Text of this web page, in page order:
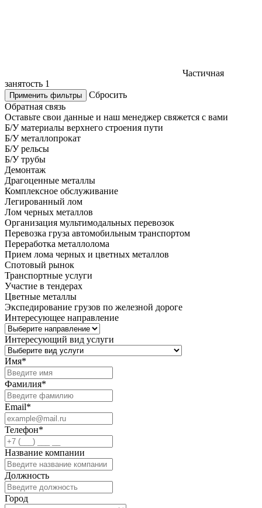
Частичная
занятость 1
Применить фильтры
Сбросить
Обратная связь
Оставьте свои данные и наш менеджер свяжется с вами
Б/У материалы верхнего строения пути
Б/У металлопрокат
Б/У рельсы
Б/У трубы
Демонтаж
Драгоценные металлы
Комплексное обслуживание
Легированный лом
Лом черных металлов
Организация мультимодальных перевозок
Перевозка груза автомобильным транспортом
Переработка металлолома
Прием лома черных и цветных металлов
Спотовый рынок
Транспортные услуги
Участие в тендерах
Цветные металлы
Экспедирование грузов по железной дороге
Интересующее направление
Интересующий вид услуги
Имя*
Фамилия*
Email*
Телефон*
Название компании
Должность
Город